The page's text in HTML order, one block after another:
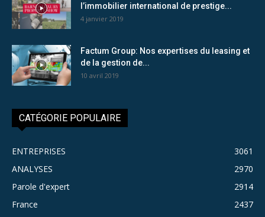
l’immobilier international de prestige...
4 janvier 2019
Factum Group: Nos expertises du leasing et
de la gestion de...
10 avril 2019
CATÉGORIE POPULAIRE
ENTREPRISES
3061
ANALYSES
2970
Parole d'expert
2914
France
2437